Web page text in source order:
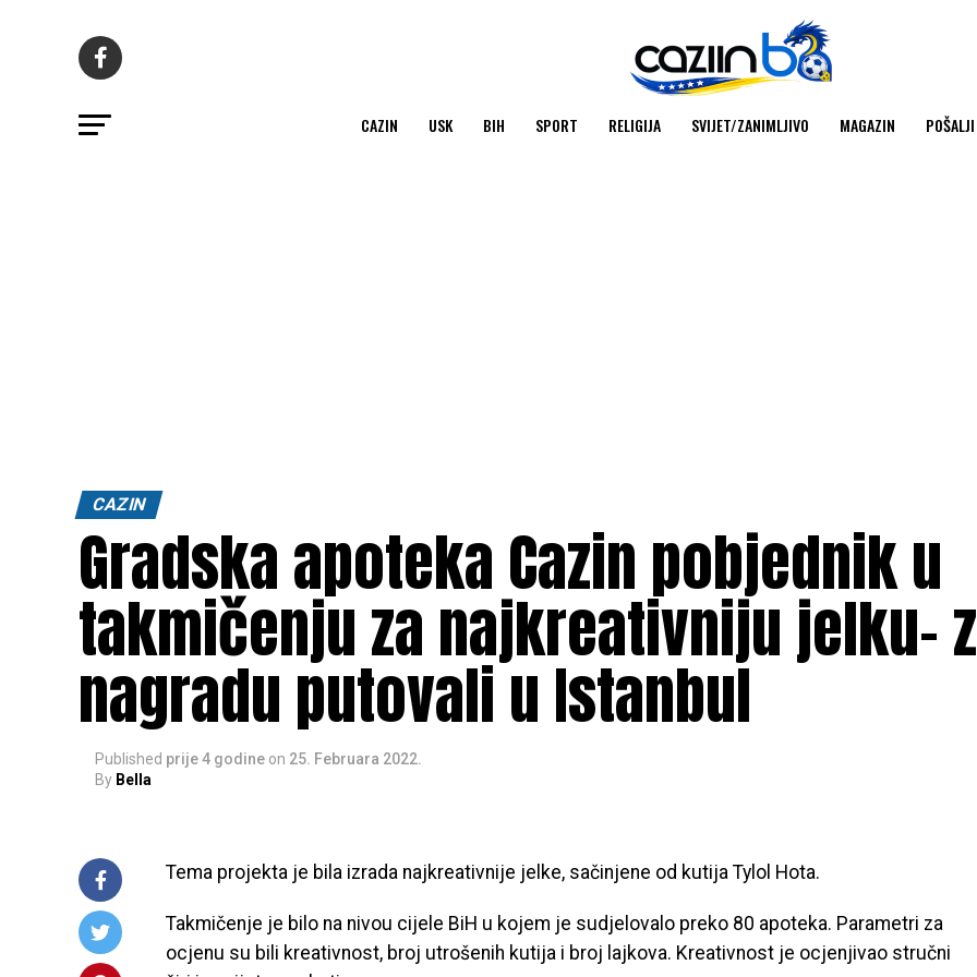
CAZIN USK BIH SPORT RELIGIJA SVIJET/ZANIMLJIVO MAGAZIN
CAZIN
Gradska apoteka Cazin pobjednik u
takmičenju za najkreativniju jelku-
nagradu putovali u Istanbul
Published prije 4 godine on 25. Februara 2022.
By Bella
Tema projekta je bila izrada najkreativnije jelke, sačinjene od kutija Tylol Hota.
Takmičenje je bilo na nivou cijele BiH u kojem je sudjelovalo preko 80 apoteka. Parametri za
ocjenu su bili kreativnost, broj utrošenih kutija i broj lajkova. Kreativnost je ocjenjivao stručni